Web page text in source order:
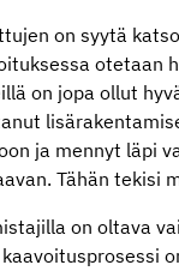
on syytä
otetaan
on jopa ollut
ja mennyt läpi
Tähän tekisi
on oltava